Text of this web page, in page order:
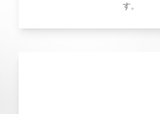
す。